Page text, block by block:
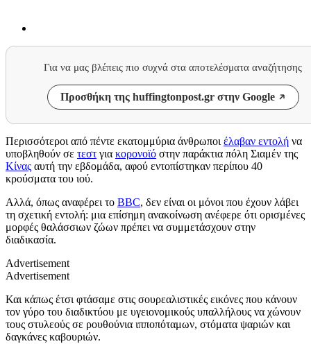
Για να μας βλέπεις πιο συχνά στα αποτελέσματα αναζήτησης
Προσθήκη της huffingtonpost.gr στην Google
Περισσότεροι από πέντε εκατομμύρια άνθρωποι έλαβαν εντολή να
υποβληθούν σε τεστ για κορονοϊό στην παράκτια πόλη Σιαμέν της
Κίνας αυτή την εβδομάδα, αφού εντοπίστηκαν περίπου 40
κρούσματα του ιού.
Αλλά, όπως αναφέρει το BBC, δεν είναι οι μόνοι που έχουν λάβει
τη σχετική εντολή: μια επίσημη ανακοίνωση ανέφερε ότι ορισμένες
μορφές θαλάσσιων ζώων πρέπει να συμμετάσχουν στην
διαδικασία.
Advertisement
Advertisement
Και κάπως έτσι φτάσαμε στις σουρεαλιστικές εικόνες που κάνουν
τον γύρο του διαδικτύου με υγειονομικούς υπαλλήλους να χώνουν
τους στυλεούς σε ρουθούνια ιπποπόταμων, στόματα ψαριών και
δαγκάνες καβουριών.